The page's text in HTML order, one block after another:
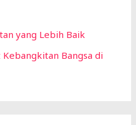
yang Lebih Baik
Bangsa di